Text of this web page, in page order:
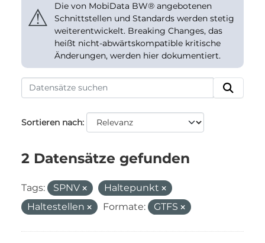
⚠
Die von MobiData BW® angebotenen
Schnittstellen und Standards werden stetig
weiterentwickelt. Breaking Changes, das
heißt nicht-abwärtskompatible kritische
Änderungen, werden hier dokumentiert.
Sortieren nach
2 Datensätze gefunden
Tags: SPNV
Haltepunkt
Haltestellen
Formate: GTFS